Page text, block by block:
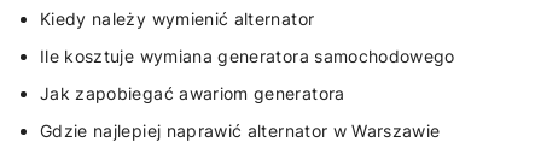
Kiedy należy wymienić alternator
Ile kosztuje wymiana generatora samochodowego
Jak zapobiegać awariom generatora
Gdzie najlepiej naprawić alternator w Warszawie